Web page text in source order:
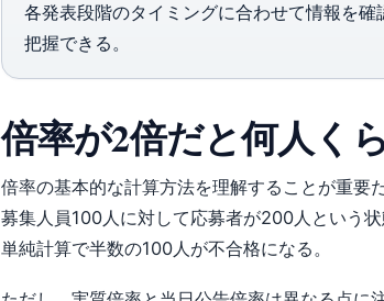
各発表段階のタイミングに合わせて情報を
把握できる。
倍率が2倍だと何人く
倍率の基本的な計算方法を理解することが重要
募集人員100人に対して応募者が200人という状
単純計算で半数の100人が不合格になる。